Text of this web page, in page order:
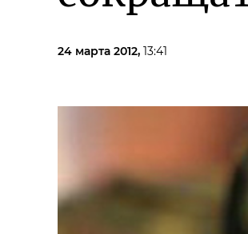
24 марта 2012, 13:41